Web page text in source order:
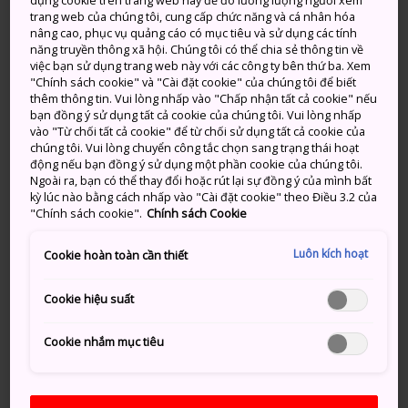
và Okayama. Nơi này bao gồm nhiều hòn đảo thuộc
Biển nội địa Seto như Đảo Naoshima, Đảo Teshima,
Đảo Shodoshima, Đảo Megi, Ogijima và xung quanh
Cảng Takamatsu. Với nét thôn dã quyến rũ và tầm
nhìn bao quát ra bờ biển, những hòn đảo này là
nguồn cảm hứng hoàn hảo cho nhiều tác phẩm nghệ
thuật thi vị. Chủ đề lặp đi lặp lại của lễ hội là "Phục hồi
môi trường biển", với mục đích nhằm hồi sinh cộng
đồng địa phương và truyền cảm hứng cho các sáng
kiến bền vững. Lễ hội Setouchi Triennale đã được tổ
đến năm 2022).
Lễ hội nghệ thuật Echigo-Tsumari
Triennale (Tỉnh Niigata)
trang web của chúng tôi, cung cấp chức năng và cá nhân hóa
nâng cao, phục vụ quảng cáo có mục tiêu và sử dụng các tính
năng truyền thông xã hội. Chúng tôi có thể chia sẻ thông tin về
việc bạn sử dụng trang web này với các công ty bên thứ ba. Xem
"Chính sách cookie" và "Cài đặt cookie" của chúng tôi để biết
thêm thông tin. Vui lòng nhấp vào "Chấp nhận tất cả cookie" nếu
bạn đồng ý sử dụng tất cả cookie của chúng tôi. Vui lòng nhấp
vào "Từ chối tất cả cookie" để từ chối sử dụng tất cả cookie của
chúng tôi. Vui lòng chuyển công tắc chọn sang trạng thái hoạt
động nếu bạn đồng ý sử dụng một phần cookie của chúng tôi.
Ngoài ra, bạn có thể thay đổi hoặc rút lại sự đồng ý của mình bất
kỳ lúc nào bằng cách nhấp vào "Cài đặt cookie" theo Điều 3.2 của
"Chính sách cookie". Chính sách Cookie
Cookie hoàn toàn cần thiết Luôn kích hoạt
Cookie hiệu suất
Cookie nhắm mục tiêu